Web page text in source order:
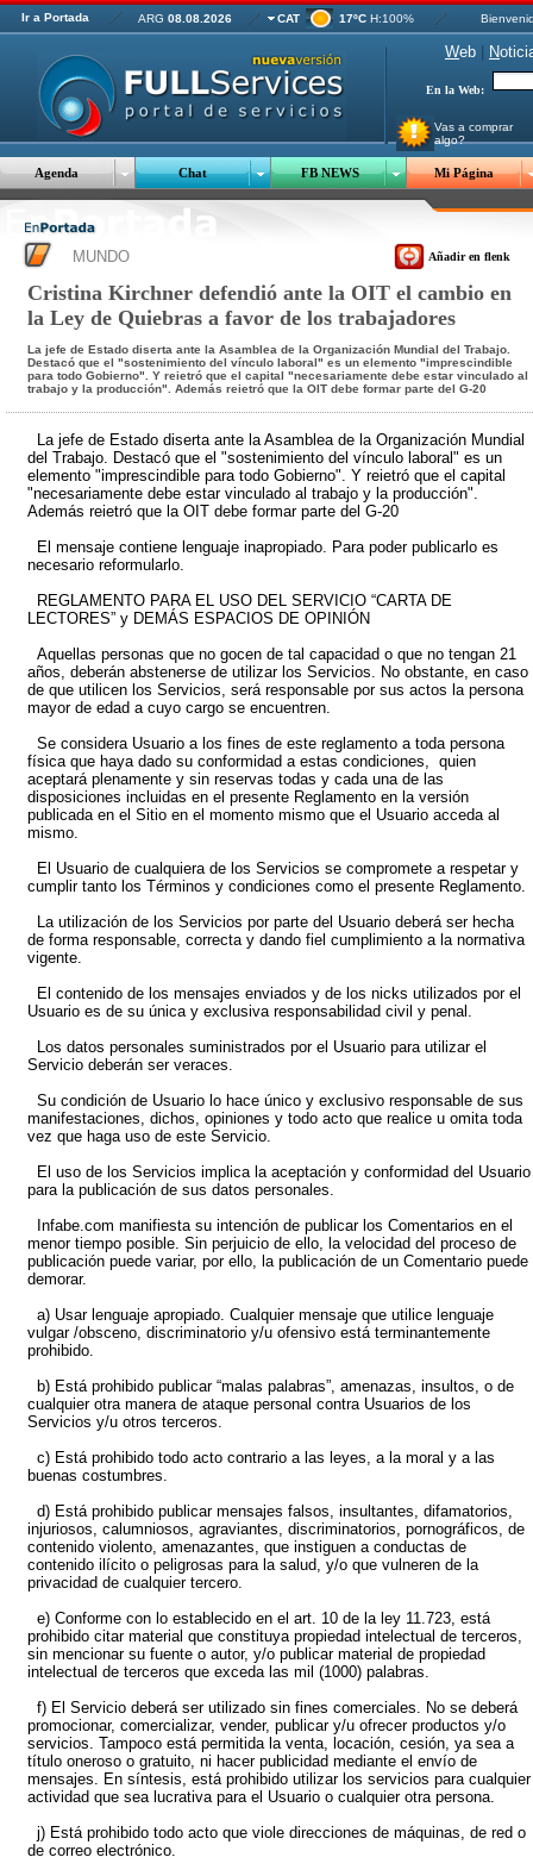
Ir a Portada ARG 08.08.2026 CAT 17ºC H:100%
Web N
En la Web:
Vas a comprar
algo?
Agenda Chat FB NEWS Mi Página
MUNDO Añadir en flenk
Cristina Kirchner defendió ante la OIT el cambio en
la Ley de Quiebras a favor de los trabajadores
La jefe de Estado diserta ante la Asamblea de la Organización Mundial del Trabajo.
Destacó que el "sostenimiento del vínculo laboral" es un elemento "imprescindible
para todo Gobierno". Y reietró que el capital "necesariamente debe estar vinculado al
trabajo y la producción". Además reietró que la OIT debe formar parte del G-20
La jefe de Estado diserta ante la Asamblea de la Organización Mundial
del Trabajo. Destacó que el "sostenimiento del vínculo laboral" es un
elemento "imprescindible para todo Gobierno". Y reietró que el capital
"necesariamente debe estar vinculado al trabajo y la producción".
Además reietró que la OIT debe formar parte del G-20
El mensaje contiene lenguaje inapropiado. Para poder publicarlo es
necesario reformularlo.
REGLAMENTO PARA EL USO DEL SERVICIO “CARTA DE
LECTORES” y DEMÁS ESPACIOS DE OPINIÓN
Aquellas personas que no gocen de tal capacidad o que no tengan 21
años, deberán abstenerse de utilizar los Servicios. No obstante, en caso
de que utilicen los Servicios, será responsable por sus actos la persona
mayor de edad a cuyo cargo se encuentren.
Se considera Usuario a los fines de este reglamento a toda persona
física que haya dado su conformidad a estas condiciones, quien
aceptará plenamente y sin reservas todas y cada una de las
disposiciones incluidas en el presente Reglamento en la versión
publicada en el Sitio en el momento mismo que el Usuario acceda al
mismo.
El Usuario de cualquiera de los Servicios se compromete a respetar y
cumplir tanto los Términos y condiciones como el presente Reglamento.
La utilización de los Servicios por parte del Usuario deberá ser hecha
de forma responsable, correcta y dando fiel cumplimiento a la normativa
vigente.
El contenido de los mensajes enviados y de los nicks utilizados por el
Usuario es de su única y exclusiva responsabilidad civil y penal.
Los datos personales suministrados por el Usuario para utilizar el
Servicio deberán ser veraces.
Su condición de Usuario lo hace único y exclusivo responsable de sus
manifestaciones, dichos, opiniones y todo acto que realice u omita toda
vez que haga uso de este Servicio.
El uso de los Servicios implica la aceptación y conformidad del Usuario
para la publicación de sus datos personales.
Infabe.com manifiesta su intención de publicar los Comentarios en el
menor tiempo posible. Sin perjuicio de ello, la velocidad del proceso de
publicación puede variar, por ello, la publicación de un Comentario puede
demorar.
a) Usar lenguaje apropiado. Cualquier mensaje que utilice lenguaje
vulgar /obsceno, discriminatorio y/u ofensivo está terminantemente
prohibido.
b) Está prohibido publicar “malas palabras”, amenazas, insultos, o de
cualquier otra manera de ataque personal contra Usuarios de los
Servicios y/u otros terceros.
c) Está prohibido todo acto contrario a las leyes, a la moral y a las
buenas costumbres.
d) Está prohibido publicar mensajes falsos, insultantes, difamatorios,
injuriosos, calumniosos, agraviantes, discriminatorios, pornográficos, de
contenido violento, amenazantes, que instiguen a conductas de
contenido ilícito o peligrosas para la salud, y/o que vulneren de la
privacidad de cualquier tercero.
e) Conforme con lo establecido en el art. 10 de la ley 11.723, está
prohibido citar material que constituya propiedad intelectual de terceros,
sin mencionar su fuente o autor, y/o publicar material de propiedad
intelectual de terceros que exceda las mil (1000) palabras.
f) El Servicio deberá ser utilizado sin fines comerciales. No se deberá
promocionar, comercializar, vender, publicar y/u ofrecer productos y/o
servicios. Tampoco está permitida la venta, locación, cesión, ya sea a
título oneroso o gratuito, ni hacer publicidad mediante el envío de
mensajes. En síntesis, está prohibido utilizar los servicios para cualquier
actividad que sea lucrativa para el Usuario o cualquier otra persona.
j) Está prohibido todo acto que viole direcciones de máquinas, de red o
de correo electrónico.